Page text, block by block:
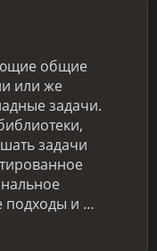
общие
или же
задачи.
задачи
подходы и …